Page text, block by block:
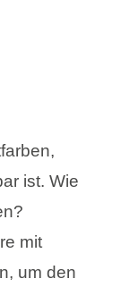
ist. Wie
mit
um den